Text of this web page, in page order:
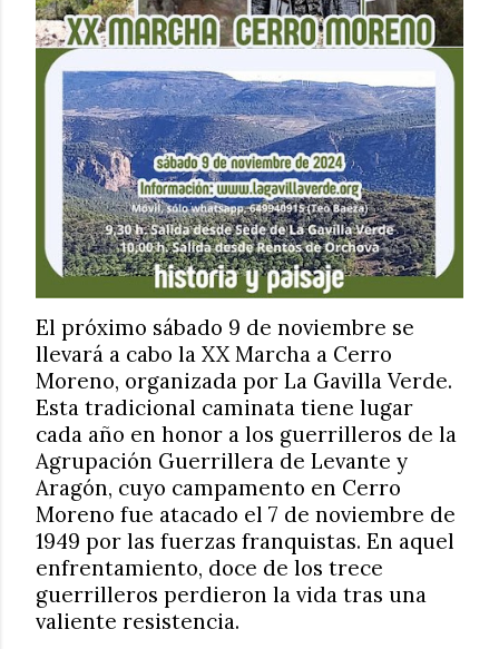
El próximo sábado 9 de noviembre se
llevará a cabo la XX Marcha a Cerro
Moreno, organizada por La Gavilla Verde.
Esta tradicional caminata tiene lugar
cada año en honor a los guerrilleros de la
Agrupación Guerrillera de Levante y
Aragón, cuyo campamento en Cerro
Moreno fue atacado el 7 de noviembre de
1949 por las fuerzas franquistas. En aquel
enfrentamiento, doce de los trece
guerrilleros perdieron la vida tras una
valiente resistencia.